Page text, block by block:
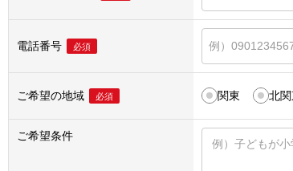
電話番号 必須
ご希望の地域 必須 関東 北関
ご希望条件